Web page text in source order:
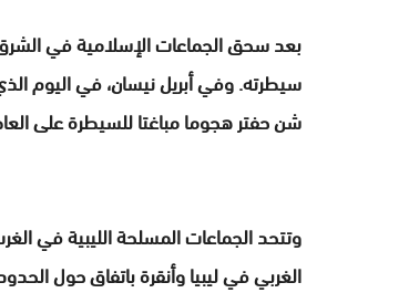
بعد سحق الجماعات الإسلامية في
سيطرته. وفي أبريل نيسان، في اليوم
شن حفتر هجوما مباغتا للسيطرة على
وتتحد الجماعات المسلحة الليبية في
الغربي في ليبيا وأنقرة باتفاق حول